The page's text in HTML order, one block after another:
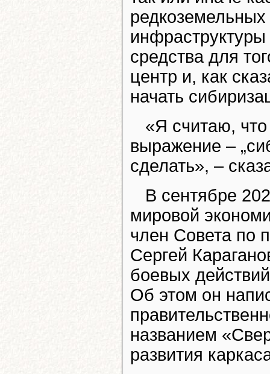
средства для
центр и, как
начать
«Я считаю,
выражение –
сделать», –
В сентябре
мировой
член Совета по
Сергей
боевых
Об этом он
названием
развития